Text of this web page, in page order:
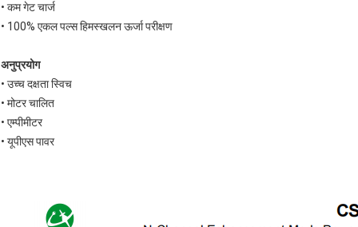
• कम गेट चार्ज
• 100% एकल पल्स हिमस्खलन ऊर्जा परीक्षण
अनुप्रयोग
• उच्च दक्षता स्विच
• मोटर चालित
• एम्पीमीटर
• यूपीएस पावर